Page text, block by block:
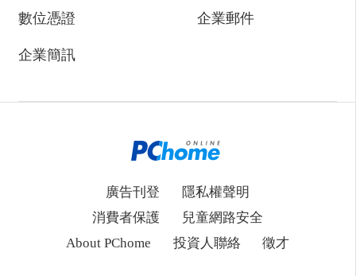
數位憑證
企業簡訊
企業郵件
廣告刊登
隱私權聲明
消費者保護
兒童網路安全
About PChome
投資人聯絡 徵才